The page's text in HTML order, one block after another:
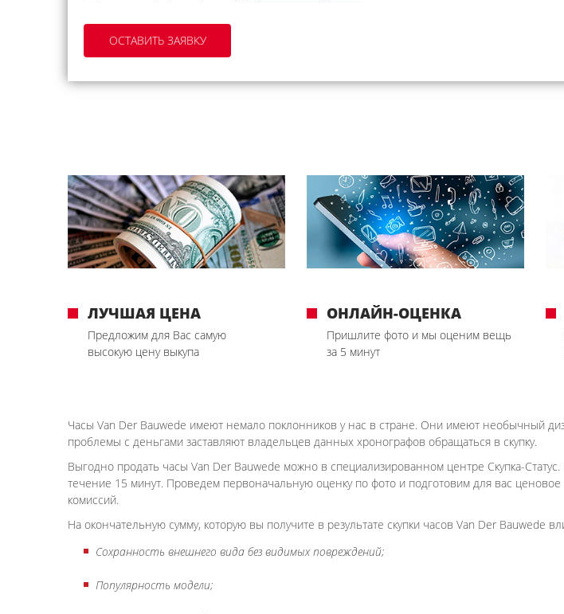
ЛУЧШАЯ ЦЕНА
Предложим для Вас самую
высокую цену выкупа
ОНЛАЙН-ОЦЕНКА
Пришлите фото и мы оценим вещь
за 5 минут
Часы Van Der Bauwede имеют немало поклонников у нас в стране. Они имеют необычный
проблемы с деньгами заставляют владельцев данных хронографов обращаться в скупку.
Выгодно продать часы Van Der Bauwede можно в специализированном центре Скупка-
течение 15 минут. Проведем первоначальную оценку по фото и подготовим для вас
комиссий.
На окончательную сумму, которую вы получите в результате скупки часов Van Der Bauwede
Сохранность внешнего вида без видимых повреждений;
Популярность модели;